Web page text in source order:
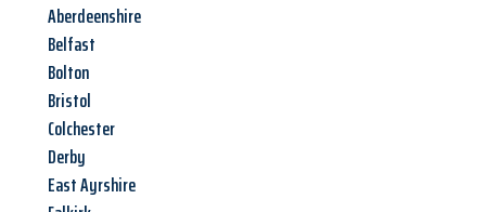
Aberdeenshire
Belfast
Bolton
Bristol
Colchester
Derby
East Ayrshire